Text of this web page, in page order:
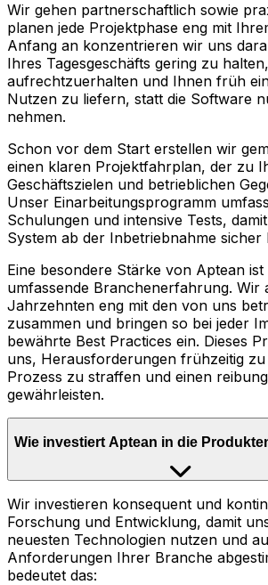
Wir gehen partnerschaftlich sowie
planen jede Projektphase eng mit
Anfang an konzentrieren wir uns
Ihres Tagesgeschäfts gering zu
aufrechtzuerhalten und Ihnen früh
Nutzen zu liefern, statt die Software
nehmen.
Schon vor dem Start erstellen wir
einen klaren Projektfahrplan, der zu
Geschäftszielen und betrieblichen
Unser Einarbeitungsprogramm
Schulungen und intensive Tests,
System ab der Inbetriebnahme sicher
Eine besondere Stärke von Aptean
umfassende Branchenerfahrung. Wir
Jahrzehnten eng mit den von uns
zusammen und bringen so bei jeder
bewährte Best Practices ein. Dieses
uns, Herausforderungen frühzeitig
Prozess zu straffen und einen
gewährleisten.
Wie investiert Aptean in die
Wir investieren konsequent und
Forschung und Entwicklung, damit
neuesten Technologien nutzen und
Anforderungen Ihrer Branche
bedeutet das: